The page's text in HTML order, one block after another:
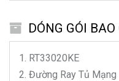
DÓNG GÓI BAO
RT33020KE
Đường Ray Tủ Mạng